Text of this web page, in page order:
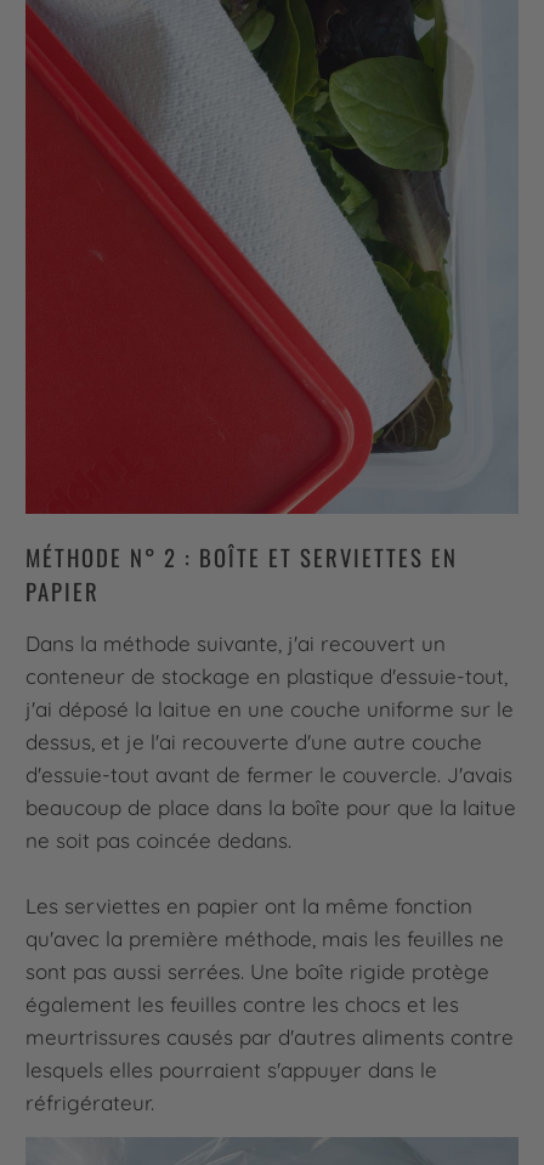
MÉTHODE N° 2 : BOÎTE ET SERVIETTES EN
PAPIER
Dans la méthode suivante, j'ai recouvert un
conteneur de stockage en plastique d'essuie-tout,
j'ai déposé la laitue en une couche uniforme sur le
dessus, et je l'ai recouverte d'une autre couche
d'essuie-tout avant de fermer le couvercle. J'avais
beaucoup de place dans la boîte pour que la laitue
ne soit pas coincée dedans.
Les serviettes en papier ont la même fonction
qu'avec la première méthode, mais les feuilles ne
sont pas aussi serrées. Une boîte rigide protège
également les feuilles contre les chocs et les
meurtrissures causés par d'autres aliments contre
lesquels elles pourraient s'appuyer dans le
réfrigérateur.